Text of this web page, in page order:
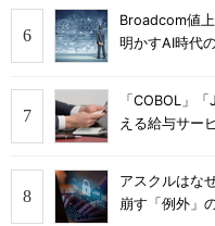
Broadcom値
明かすAI時代
「COBOL」
える給与サー
アスクルはな
崩す「例外」